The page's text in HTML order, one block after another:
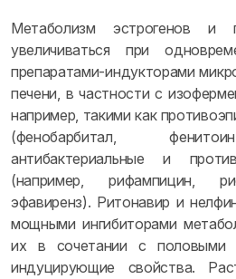
Метаболизм эстрогенов и
увеличиваться при
препаратами-индукторами
печени, в частности с
например, такими как
(фенобарбитал,
антибактериальные и
(например, рифампицин,
эфавиренз). Ритонавир и
мощными ингибиторами
их в сочетании с половыми
индуцирующие свойства.